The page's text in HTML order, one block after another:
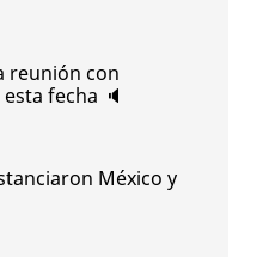
reunión con
fecha 🔈
México y